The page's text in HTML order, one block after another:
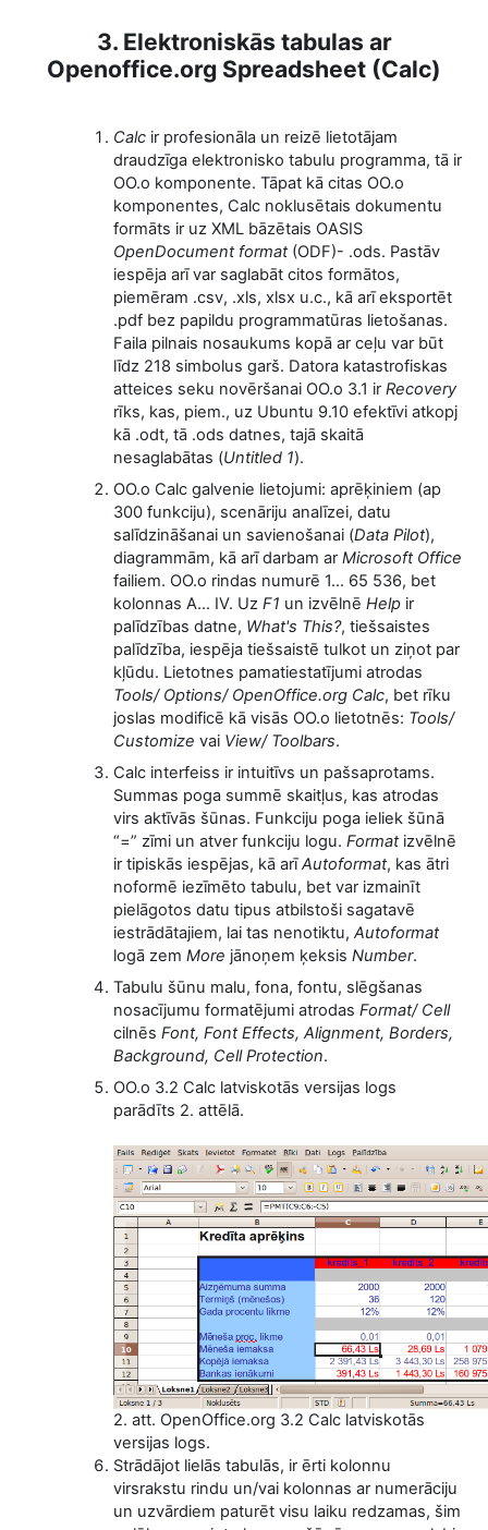
3. Elektroniskās tabulas ar
Openoffice.org Spreadsheet (Calc)
Calc ir profesionāla un reizē lietotājam
draudzīga elektronisko tabulu programma, tā ir
OO.o komponente. Tāpat kā citas OO.o
komponentes, Calc noklusētais dokumentu
formāts ir uz XML bāzētais OASIS
OpenDocument format(ODF)- .ods. Pastāv
iespēja arī var saglabāt citos formātos,
piemēram .csv, .xls, xlsx u.c., kā arī eksportēt
.pdf bez papildu programmatūras lietošanas.
Faila pilnais nosaukums kopā ar ceļu var būt
līdz 218 simbolus garš. Datora katastrofiskas
atteices seku novēršanai OO.o 3.1 irRecovery
rīks, kas, piem., uz Ubuntu 9.10 efektīvi atkopj
kā .odt, tā .ods datnes, tajā skaitā
nesaglabātas (Untitled 1).
OO.o Calc galvenie lietojumi: aprēķiniem (ap
300 funkciju), scenāriju analīzei, datu
salīdzināšanai un savienošanai (Data Pilot),
diagrammām, kā arī darbam arMicrosoft Office
failiem. OO.o rindas numurē 1... 65 536, bet
kolonnas A... IV. Uz F1 un izvēlnē Help ir
palīdzības datne, What's This?, tiešsaistes
palīdzība, iespēja tiešsaistē tulkot un ziņot par
kļūdu. Lietotnes pamatiestatījumi atrodas
Tools/ Options/ OpenOffice.org Calc, bet rīku
joslas modificē kā visās OO.o lietotnēs: Tools/
Customize vai View/ Toolbars.
Calc interfeiss ir intuitīvs un pašsaprotams.
Summas poga summē skaitļus, kas atrodas
virs aktīvās šūnas. Funkciju poga ieliek šūnā
“=” zīmi un atver funkciju logu. Formatizvēlnē
ir tipiskās iespējas, kā arīAutoformat, kas ātri
noformē iezīmēto tabulu, bet var izmainīt
pielāgotos datu tipus atbilstoši sagatavē
iestrādātajiem, lai tas nenotiktu, Autoformat
logā zem More jānoņem ķeksis Number.
Tabulu šūnu malu, fona, fontu, slēgšanas
nosacījumu formatējumi atrodas Format/ Cell
cilnēs Font, Font Effects, Alignment, Borders,
Background, Cell Protection.
OO.o 3.2 Calc latviskotās versijas logs
parādīts 2. attēlā.
2. att. OpenOffice.org 3.2 Calc latviskotās
versijas logs.
Strādājot lielās tabulās, ir ērti kolonnu
virsrakstu rindu un/vai kolonnas ar numerāciju
un uzvārdiem paturēt visu laiku redzamas, šim